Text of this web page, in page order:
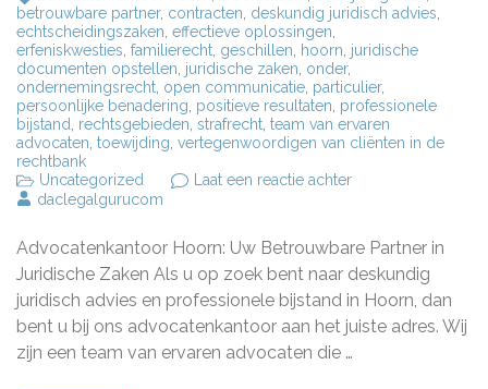
betrouwbare partner, contracten, deskundig juridisch advies,
echtscheidingszaken, effectieve oplossingen,
erfeniskwesties, familierecht, geschillen, hoorn, juridische
documenten opstellen, juridische zaken, onder,
ondernemingsrecht, open communicatie, particulier,
persoonlijke benadering, positieve resultaten, professionele
bijstand, rechtsgebieden, strafrecht, team van ervaren
advocaten, toewijding, vertegenwoordigen van cliënten in de
rechtbank
Uncategorized
Laat een reactie achterop
Bijstand
bij
Advocatenkantoor
Hoorn
daclegalgurucom
Advocatenkantoor Hoorn: Uw Betrouwbare Partner in
Juridische Zaken Als u op zoek bent naar deskundig
juridisch advies en professionele bijstand in Hoorn, dan
bent u bij ons advocatenkantoor aan het juiste adres. Wij
zijn een team van ervaren advocaten die …